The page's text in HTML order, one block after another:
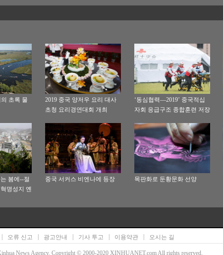
초록 물
2019 중국 양저우 요리 대사
초청 요리경연대회 개최
‘동심협력—2019’ 중국적십
자회 응급구조 종합훈련 저장
봄에--절
명성지 옌
중국 서커스 비엔나에 등장 목판화로 둔황문화 선양